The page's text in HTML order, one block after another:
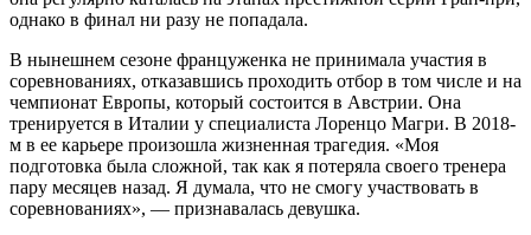
однако в финал ни разу не попадала.
В нынешнем сезоне француженка не принимала участия в
соревнованиях, отказавшись проходить отбор в том числе и на
чемпионат Европы, который состоится в Австрии. Она
тренируется в Италии у специалиста Лоренцо Магри. В 2018-
м в ее карьере произошла жизненная трагедия. «Моя
подготовка была сложной, так как я потеряла своего тренера
пару месяцев назад. Я думала, что не смогу участвовать в
соревнованиях», — признавалась девушка.